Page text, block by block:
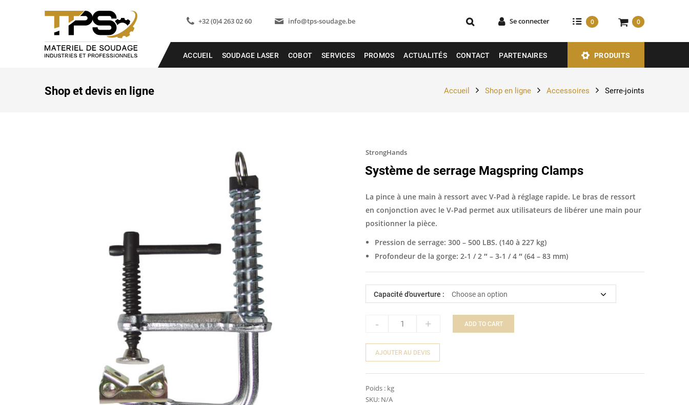
+32 (0)4 263 02 60 info@tps-soudage.be Se connecter 0 0
ACCUEIL SOUDAGE LASER COBOT SERVICES PROMOS ACTUALITÉS CONTACT PARTENAIRES PRODUITS
Shop et devis en ligne Accueil Shop en ligne Accessoires Serre-joints
StrongHands
Système de serrage Magspring Clamps
La pince à une main à ressort avec V-Pad à réglage rapide. Le bras de ressort
en conjonction avec le V-Pad permet aux utilisateurs de libérer une main pour
positionner la pièce.
Pression de serrage: 300 – 500 LBS. (140 à 227 kg)
Profondeur de la gorge: 2-1 / 2 ″ – 3-1 / 4 ″ (64 – 83 mm)
Capacité d'ouverture :
- + ADD TO CART
AJOUTER AU DEVIS
Poids : kg
SKU: N/A